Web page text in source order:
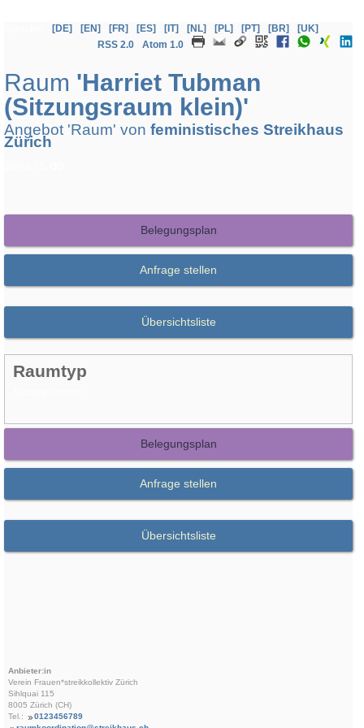
[DE] [EN] [FR] [ES] [IT] [NL] [PL] [PT] [BR]
[UK]
RSS 2.0
Atom 1.0
Raum 'Harriet Tubman
(Sitzungsraum klein)'
Angebot 'Raum' von feministisches Streikhaus
Zürich
Belegungsplan
Anfrage stellen
Übersichtsliste
Raumtyp
Belegungsplan
Anfrage stellen
Übersichtsliste
Anbieter:in
Verein Frauen*streikkollektiv Zürich
Sihlquai 115
8005 Zürich (CH)
Tel.:
0123456789